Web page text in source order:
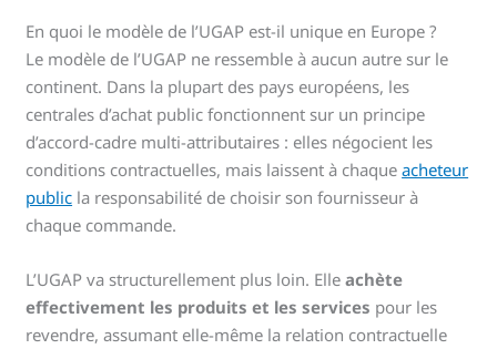
En quoi le modèle de l’UGAP est-il unique en Europe ?
Le modèle de l’UGAP ne ressemble à aucun autre sur le
continent. Dans la plupart des pays européens, les
centrales d’achat public fonctionnent sur un principe
d’accord-cadre multi-attributaires : elles négocient les
conditions contractuelles, mais laissent à chaqueacheteur
public la responsabilité de choisir son fournisseur à
chaque commande.
L’UGAP va structurellement plus loin. Elleachète
effectivement les produits et les services pour les
revendre, assumant elle-même la relation contractuelle